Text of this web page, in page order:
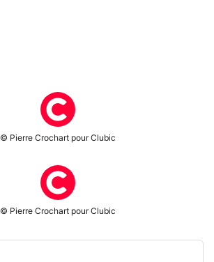
© Pierre Crochart pour Clubic
© Pierre Crochart pour Clubic